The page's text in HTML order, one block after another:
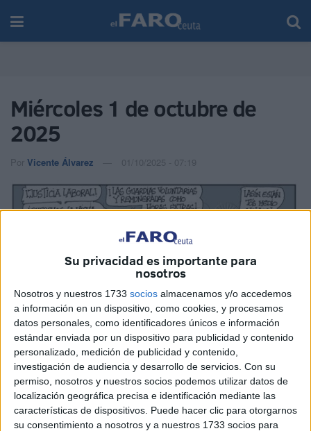
Su privacidad es importante para
nosotros
Nosotros y nuestros 1733 socios almacenamos y/o accedemos
a información en un dispositivo, como cookies, y procesamos
datos personales, como identificadores únicos e información
estándar enviada por un dispositivo para publicidad y contenido
personalizado, medición de publicidad y contenido,
investigación de audiencia y desarrollo de servicios. Con su
permiso, nosotros y nuestros socios podemos utilizar datos de
localización geográfica precisa e identificación mediante las
características de dispositivos. Puede hacer clic para otorgarnos
su consentimiento a nosotros y a nuestros 1733 socios para
Miércoles 1 de octubre de
2025
Por Vicente Álvarez 01/10/2025 - 07:19
Imagen cedida
RelatedPosts
Carta de los vecinos de Arcos Quebrados
HACE 4 HORAS